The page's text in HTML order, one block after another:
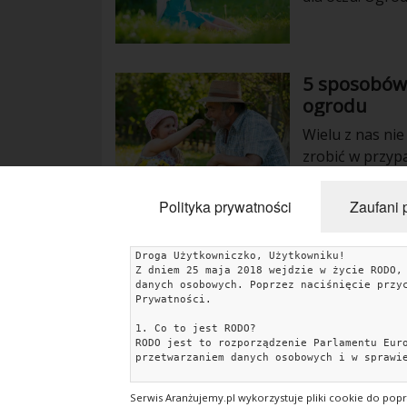
stworzyć
5
ogrodu
Wielu z nas
zrobić w
optycznie
KATEGORIE
Konkursy
Polityka prywatności Zaufani
Droga Użytkowniczko, Użytkowniku!
Z dniem 25 maja 2018 wejdzie w życie
danych osobowych. Poprzez naciśnięcie
Prywatności.
1. Co to jest RODO?
RODO jest to rozporządzenie Parlamentu
przetwarzaniem danych osobowych i w
2. Jakie dane gromadzimy i w jakim celu?
Dane, które zbieramy to pliki cookies oraz
Serwis Aranżujemy.pl wykorzystuje pliki cookie do